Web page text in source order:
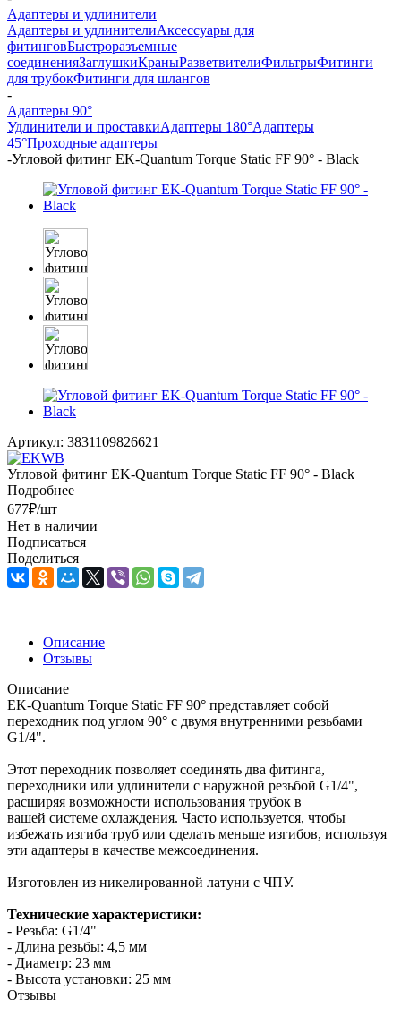
Адаптеры и удлинители
Адаптеры и удлинителиАксессуары для
фитинговБыстроразъемные
соединенияЗаглушкиКраныРазветвителиФильтрыФитинги
для трубокФитинги для шлангов
-
Адаптеры 90°
Удлинители и проставкиАдаптеры 180°Адаптеры
45°Проходные адаптеры
-Угловой фитинг EK-Quantum Torque Static FF 90° - Black
Артикул: 3831109826621
Угловой фитинг EK-Quantum Torque Static FF 90° - Black
Подробнее
677₽/шт
Нет в наличии
Подписаться
Поделиться
Описание
Отзывы
Описание
EK-Quantum Torque Static FF 90° представляет собой
переходник под углом 90° с двумя внутренними резьбами
G1/4".
Этот переходник позволяет соединять два фитинга,
переходники или удлинители с наружной резьбой G1/4",
расширяя возможности использования трубок в
вашей системе охлаждения. Часто используется, чтобы
избежать изгиба труб или сделать меньше изгибов, используя
эти адаптеры в качестве межсоединения.
Изготовлен из никелированной латуни с ЧПУ.
Технические характеристики:
- Резьба: G1/4"
- Длина резьбы: 4,5 мм
- Диаметр: 23 мм
- Высота установки: 25 мм
Отзывы